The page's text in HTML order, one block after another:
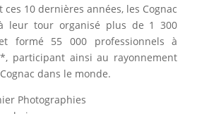
ces 10 dernières années, les Cognac
leur tour organisé plus de 1 300
et formé 55 000 professionnels à
participant ainsi au rayonnement
dans le monde.
Photographies